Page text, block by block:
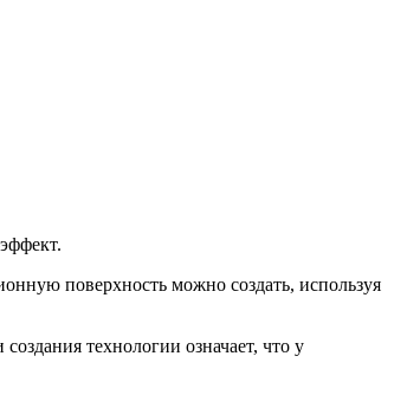
поверхность можно создать, используя
технологии означает, что у